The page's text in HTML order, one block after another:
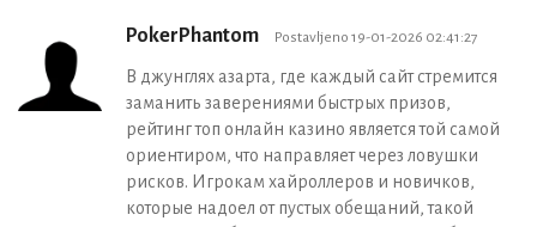
PokerPhantom Postavljeno 19-01-2026 02:41:27
В джунглях азарта, где каждый сайт стремится
заманить заверениями быстрых призов,
рейтинг топ онлайн казино является той самой
ориентиром, что направляет через ловушки
рисков. Игрокам хайроллеров и новичков,
которые надоел от пустых обещаний, такой